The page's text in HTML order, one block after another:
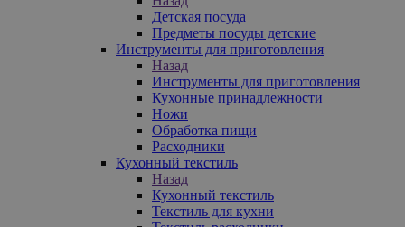
Детская посуда
Предметы посуды детские
Инструменты для приготовления
Назад
Инструменты для приготовления
Кухонные принадлежности
Ножи
Обработка пищи
Расходники
Кухонный текстиль
Назад
Кухонный текстиль
Текстиль для кухни